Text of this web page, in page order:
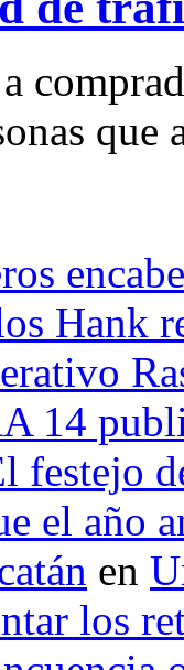
que
Hank
14
festejo
el año
en
los